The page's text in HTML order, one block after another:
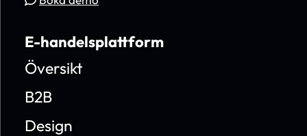
E-handelsplattform
Översikt
B2B
Design